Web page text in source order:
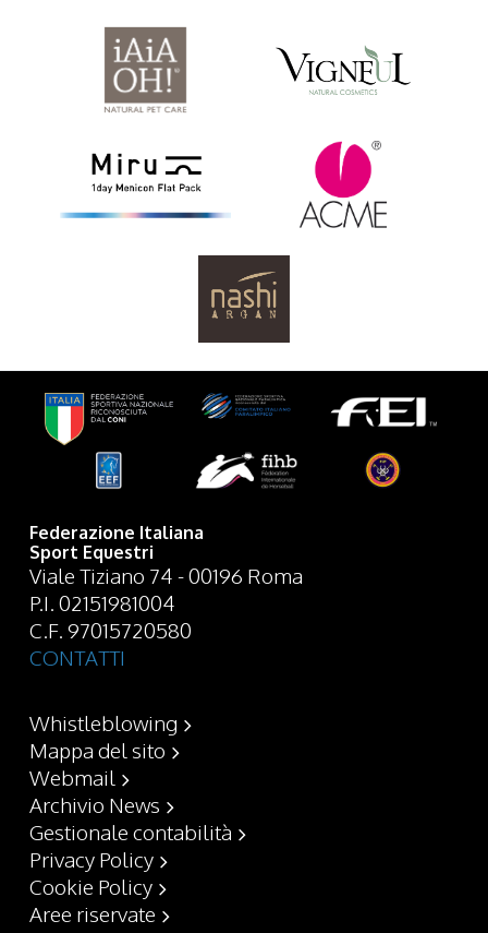
Federazione Italiana
Sport Equestri
Viale Tiziano 74 - 00196 Roma
P.I. 02151981004
C.F. 97015720580
CONTATTI
Whistleblowing
Mappa del sito
Webmail
Archivio News
Gestionale contabilità
Privacy Policy
Cookie Policy
Aree riservate